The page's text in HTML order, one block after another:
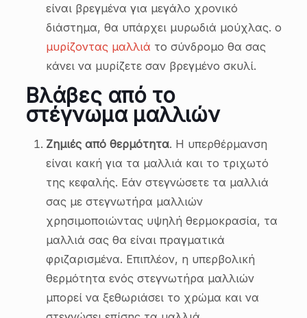
είναι βρεγμένα για μεγάλο χρονικό
διάστημα, θα υπάρχει μυρωδιά μούχλας. ο
μυρίζοντας μαλλιά το σύνδρομο θα σας
κάνει να μυρίζετε σαν βρεγμένο σκυλί.
Βλάβες από το
στέγνωμα μαλλιών
Ζημιές από θερμότητα. Η υπερθέρμανση
είναι κακή για τα μαλλιά και το τριχωτό
της κεφαλής. Εάν στεγνώσετε τα μαλλιά
σας με στεγνωτήρα μαλλιών
χρησιμοποιώντας υψηλή θερμοκρασία, τα
μαλλιά σας θα είναι πραγματικά
φριζαρισμένα. Επιπλέον, η υπερβολική
θερμότητα ενός στεγνωτήρα μαλλιών
μπορεί να ξεθωριάσει το χρώμα και να